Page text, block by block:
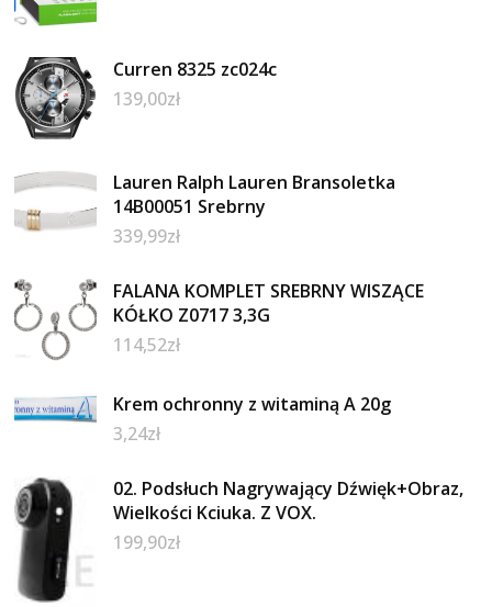
Curren 8325 zc024c
139,00zł
Lauren Ralph Lauren Bransoletka
14B00051 Srebrny
339,99zł
FALANA KOMPLET SREBRNY WISZĄCE
KÓŁKO Z0717 3,3G
114,52zł
Krem ochronny z witaminą A 20g
3,24zł
02. Podsłuch Nagrywający Dźwięk+Obraz,
Wielkości Kciuka. Z VOX.
199,90zł